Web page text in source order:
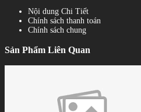
Nội dung Chi Tiết
Chính sách thanh toán
Chính sách chung
Sản Phẩm Liên Quan